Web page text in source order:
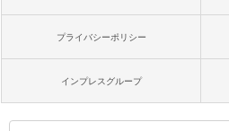
プライバシーポリシー
インプレスグループ